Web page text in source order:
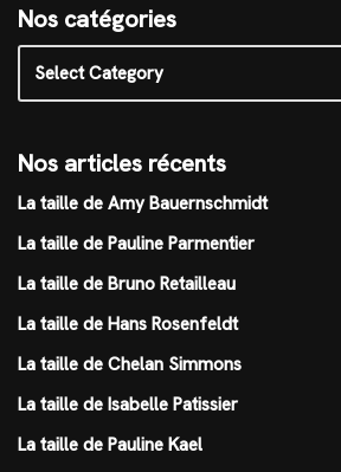
Nos catégories
Nos articles récents
La taille de Amy Bauernschmidt
La taille de Pauline Parmentier
La taille de Bruno Retailleau
La taille de Hans Rosenfeldt
La taille de Chelan Simmons
La taille de Isabelle Patissier
La taille de Pauline Kael